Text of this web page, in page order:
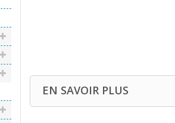
EN SAVOIR PLUS